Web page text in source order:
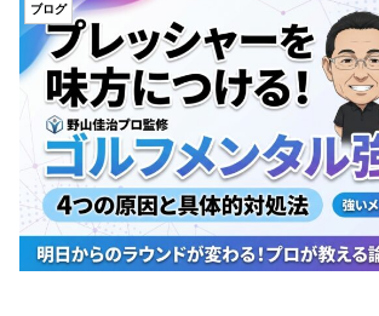
ブログ